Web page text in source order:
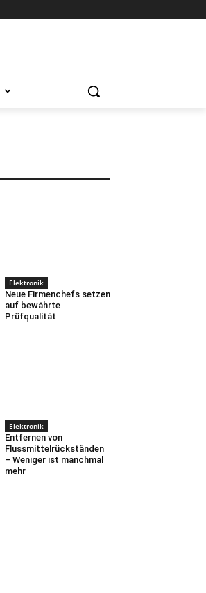
Elektronik
Neue Firmenchefs setzen
auf bewährte
Prüfqualität
Elektronik
Entfernen von
Flussmittelrückständen
– Weniger ist manchmal
mehr